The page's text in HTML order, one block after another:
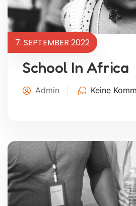
7. SEPTEMBER 2022
School In Africa
Admin Keine